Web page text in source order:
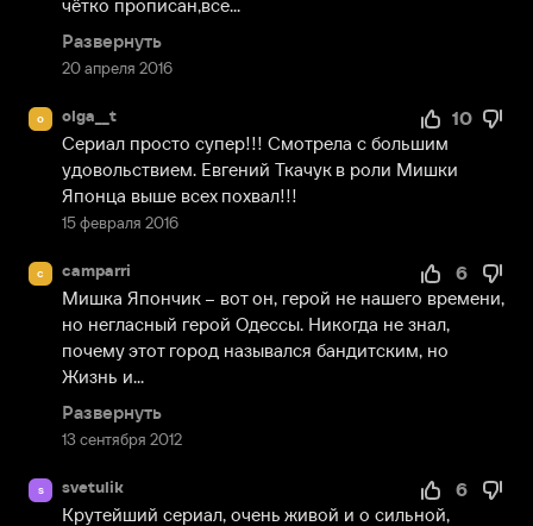
20 апреля 2016
чётко прописан,все...
Развернуть
o olga__t
15 февраля 2016
10
Сериал просто супер!!! Смотрела с большим
удовольствием. Евгений Ткачук в роли Мишки
Японца выше всех похвал!!!
c camparri
13 сентября 2012
6
Мишка Япончик – вот он, герой не нашего времени,
но негласный герой Одессы. Никогда не знал,
почему этот город назывался бандитским, но
Жизнь и...
Развернуть
s svetulik
6
Крутейший сериал, очень живой и о сильной,